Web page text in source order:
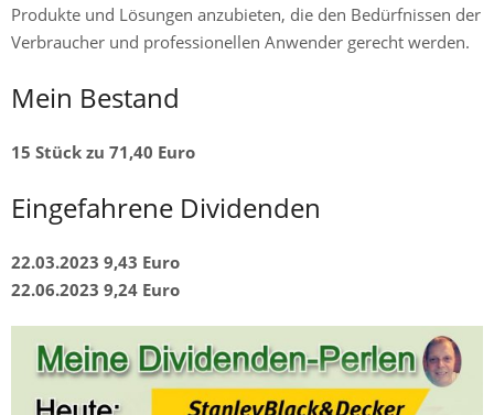
Produkte und Lösungen anzubieten, die den Bedürfnissen der
Verbraucher und professionellen Anwender gerecht werden.
Mein Bestand
15 Stück zu 71,40 Euro
Eingefahrene Dividenden
22.03.2023 9,43 Euro
22.06.2023 9,24 Euro